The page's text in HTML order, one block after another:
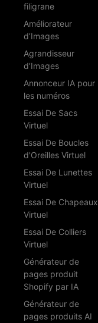
filigrane
Améliorateur
d’Images
Agrandisseur
d’Images
Annonceur IA pour
les numéros
Essai De Sacs
Virtuel
Essai De Boucles
d'Oreilles Virtuel
Essai De Lunettes
Virtuel
Essai De Chapeaux
Virtuel
Essai De Colliers
Virtuel
Générateur de
pages produit
Shopify par IA
Générateur de
pages produits AI